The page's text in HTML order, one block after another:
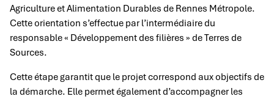
Agriculture et Alimentation Durables de Rennes Métropole.
Cette orientation s’effectue par l’intermédiaire du
responsable « Développement des filières » de Terres de
Sources.
Cette étape garantit que le projet correspond aux objectifs de
la démarche. Elle permet également d’accompagner les